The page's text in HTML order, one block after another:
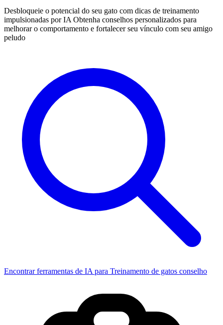
Desbloqueie o potencial do seu gato com dicas de treinamento
impulsionadas por IA Obtenha conselhos personalizados para
melhorar o comportamento e fortalecer seu vínculo com seu amigo
peludo
Encontrar ferramentas de IA para Treinamento de gatos conselho